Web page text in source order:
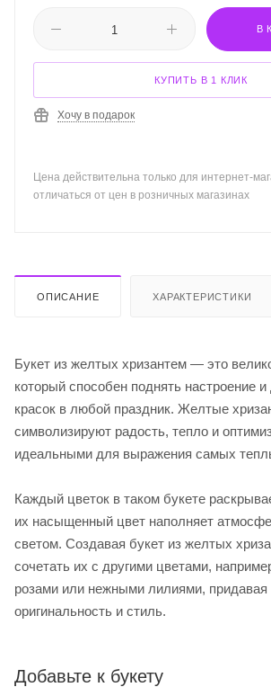
В
КУПИТЬ В 1 КЛИК
Хочу в подарок
Цена действительна только для интернет-
отличаться от цен в розничных магазинах
ОПИСАНИЕ ХАРАКТЕРИСТИКИ
Букет из желтых хризантем — это
который способен поднять настроение и
красок в любой праздник. Желтые
символизируют радость, тепло и
идеальными для выражения самых
Каждый цветок в таком букете
их насыщенный цвет наполняет
светом. Создавая букет из желтых
сочетать их с другими цветами,
розами или нежными лилиями, придавая
оригинальность и стиль.
Добавьте к букету